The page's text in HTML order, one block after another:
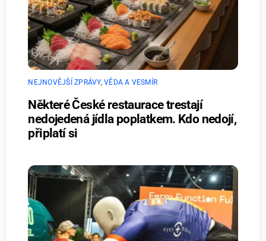
NEJNOVĚJŠÍ ZPRÁVY,VĚDA A VESMÍR
Některé České restaurace trestají
nedojedená jídla poplatkem. Kdo nedojí,
připlatí si